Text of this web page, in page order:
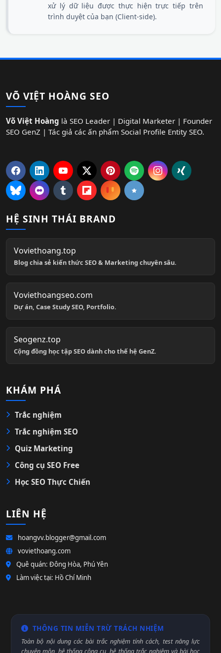
xử lý dữ liệu được thực hiện trực tiếp trên
trình duyệt của bạn (Client-side).
VÕ VIỆT HOÀNG SEO
Võ Việt Hoàng là SEO Leader | Digital Marketer | Founder
SEO GenZ | Tác giả các ấn phẩm Social Profile Entity SEO.
HỆ SINH THÁI BRAND
Voviethoang.top
Blog chia sẻ kiến thức SEO & Marketing chuyên sâu.
Voviethoangseo.com
Dự án, Case Study SEO, Portfolio.
Seogenz.top
Cộng đồng học tập SEO dành cho thế hệ GenZ.
KHÁM PHÁ
Trắc nghiệm
Trắc nghiệm SEO
Quiz Marketing
Công cụ SEO Free
Học SEO Thực Chiến
LIÊN HỆ
hoangvv.blogger@gmail.com
voviethoang.com
Quê quán: Đông Hòa, Phú Yên
Làm việc tại: Hồ Chí Minh
THÔNG TIN MIỄN TRỪ TRÁCH NHIỆM
Toàn bộ nội dung các bài trắc nghiệm tính cách, test năng lực
chuyên môn, hệ thống công cụ, hệ thống trắc nghiệm và bài học